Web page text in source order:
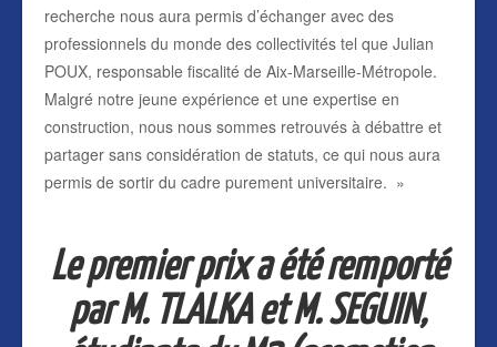
recherche nous aura permis d’échanger avec des
professionnels du monde des collectivités tel que Julian
POUX, responsable fiscalité de Aix-Marseille-Métropole.
Malgré notre jeune expérience et une expertise en
construction, nous nous sommes retrouvés à débattre et
partager sans considération de statuts, ce qui nous aura
permis de sortir du cadre purement universitaire. »
Le premier prix a été remporté
par M. TLALKA et M. SEGUIN,